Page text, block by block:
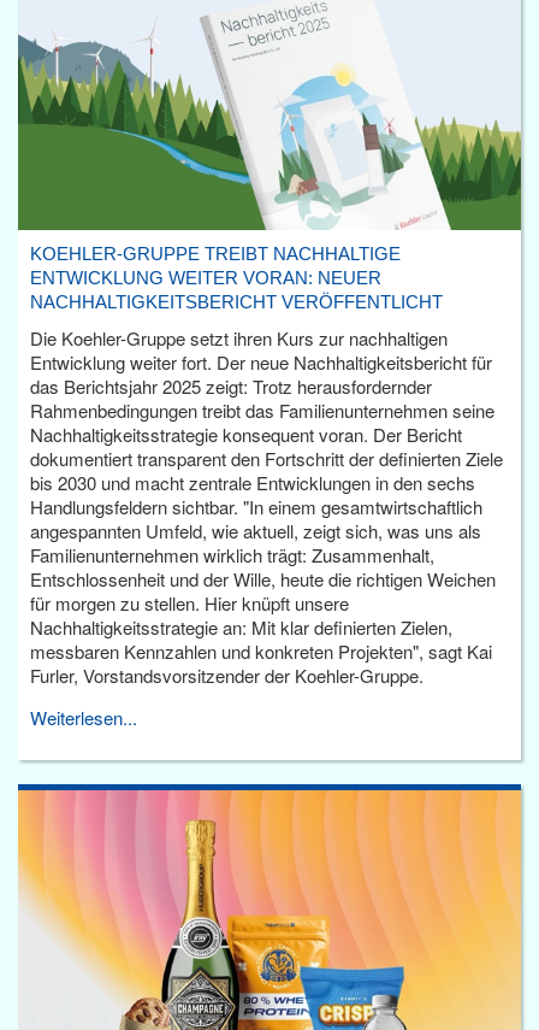
KOEHLER-GRUPPE TREIBT NACHHALTIGE
ENTWICKLUNG WEITER VORAN: NEUER
NACHHALTIGKEITSBERICHT VERÖFFENTLICHT
Die Koehler-Gruppe setzt ihren Kurs zur nachhaltigen
Entwicklung weiter fort. Der neue Nachhaltigkeitsbericht für
das Berichtsjahr 2025 zeigt: Trotz herausfordernder
Rahmenbedingungen treibt das Familienunternehmen seine
Nachhaltigkeitsstrategie konsequent voran. Der Bericht
dokumentiert transparent den Fortschritt der definierten Ziele
bis 2030 und macht zentrale Entwicklungen in den sechs
Handlungsfeldern sichtbar. "In einem gesamtwirtschaftlich
angespannten Umfeld, wie aktuell, zeigt sich, was uns als
Familienunternehmen wirklich trägt: Zusammenhalt,
Entschlossenheit und der Wille, heute die richtigen Weichen
für morgen zu stellen. Hier knüpft unsere
Nachhaltigkeitsstrategie an: Mit klar definierten Zielen,
messbaren Kennzahlen und konkreten Projekten", sagt Kai
Furler, Vorstandsvorsitzender der Koehler-Gruppe.
Weiterlesen...